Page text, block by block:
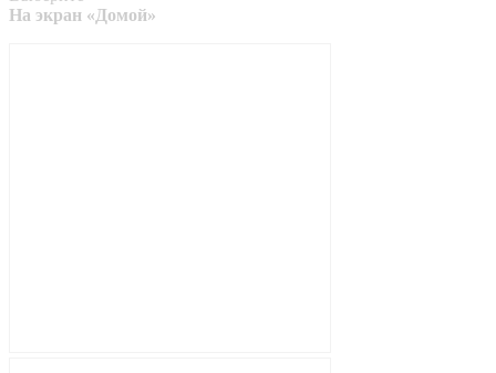
На экран «Домой»